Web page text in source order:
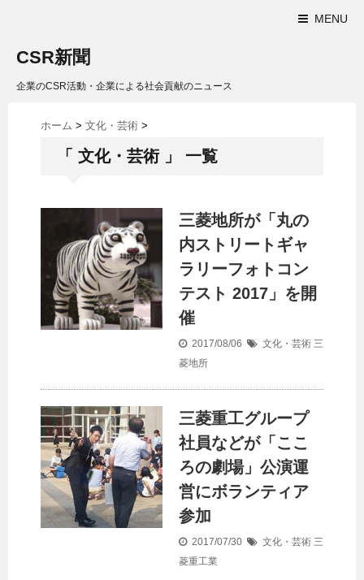
MENU
CSR新聞
企業のCSR活動・企業による社会貢献のニュース
ホーム > 文化・芸術 >
「 文化・芸術 」 一覧
三菱地所が「丸の
内ストリートギャ
ラリーフォトコン
テスト 2017」を開
催
2017/08/06 文化・芸術 三
菱地所
三菱重工グループ
社員などが「ここ
ろの劇場」公演運
営にボランティア
参加
2017/07/30 文化・芸術 三
菱重工業